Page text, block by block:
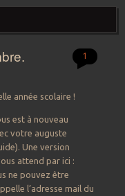
1
année scolaire !
est à nouveau
votre auguste
Une version
attend par ici :
ne pouvez être
l’adresse mail du